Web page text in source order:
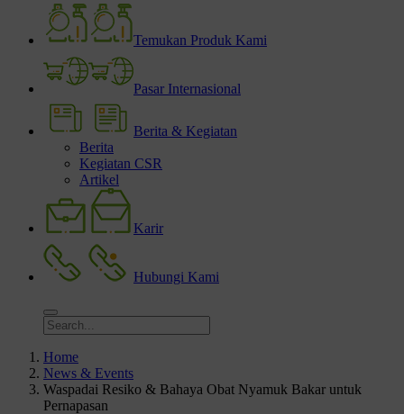
Temukan Produk Kami
Pasar Internasional
Berita & Kegiatan
Berita
Kegiatan CSR
Artikel
Karir
Hubungi Kami
Home
News & Events
Waspadai Resiko & Bahaya Obat Nyamuk Bakar untuk
Pernapasan